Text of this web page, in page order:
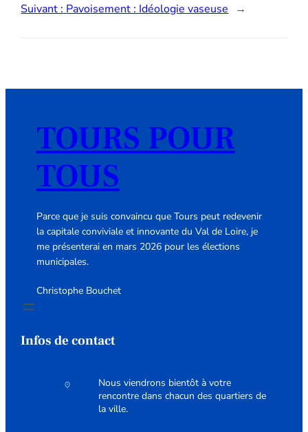
Suivant : Pavoisement : Idéologie vaseuse →
TOURS POUR
TOUS
Parce que je suis convaincu que Tours peut redevenir
la capitale conviviale et innovante du Val de Loire, je
me présenterai en mars 2026 pour les élections
municipales.
Christophe Bouchet
Infos de contact
Nous viendrons bientôt à votre
rencontre dans chacun des quartiers de
la ville.